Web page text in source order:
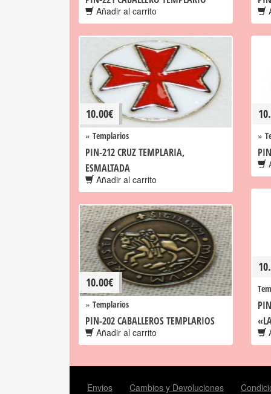
Añadir al carrito
10.00€
» Templarios
PIN-212 CRUZ TEMPLARIA,
ESMALTADA
Añadir al carrito
»
10.00€
» Templarios
PIN-202 CABALLEROS TEMPLARIOS
Añadir al carrito
Envios Cambios y Devoluciones